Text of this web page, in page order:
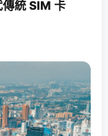
統 SIM 卡